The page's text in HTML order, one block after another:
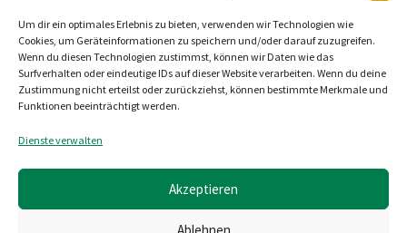
Um dir ein optimales Erlebnis zu bieten, verwenden wir Technologien wie
Cookies, um Geräteinformationen zu speichern und/oder darauf zuzugreifen.
Wenn du diesen Technologien zustimmst, können wir Daten wie das
Surfverhalten oder eindeutige IDs auf dieser Website verarbeiten. Wenn du deine
Zustimmung nicht erteilst oder zurückziehst, können bestimmte Merkmale und
Funktionen beeinträchtigt werden.
Dienste verwalten
Akzeptieren
Ablehnen